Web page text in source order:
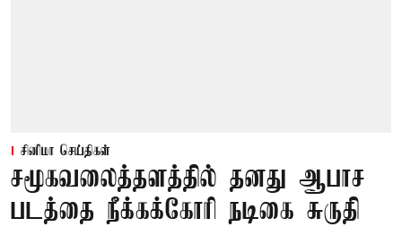
சினிமா செய்திகள்
சமூகவலைத்தளத்தில் தனது ஆபாச
படத்தை நீக்கக்கோரி நடிகை சுருதி